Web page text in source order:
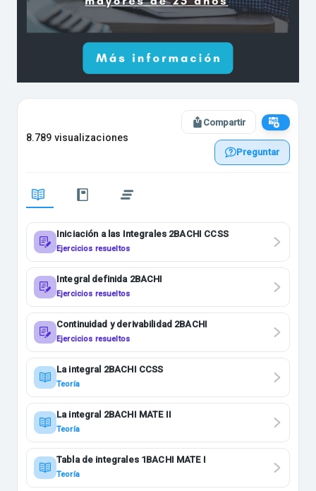
8.789 visualizaciones
Compartir
Preguntar
Iniciación a las Integrales 2BACHI CCSS
Ejercicios resueltos
Integral definida 2BACHI
Ejercicios resueltos
Continuidad y derivabilidad 2BACHI
Ejercicios resueltos
La integral 2BACHI CCSS
Teoría
La integral 2BACHI MATE II
Teoría
Tabla de integrales 1BACHI MATE I
Teoría